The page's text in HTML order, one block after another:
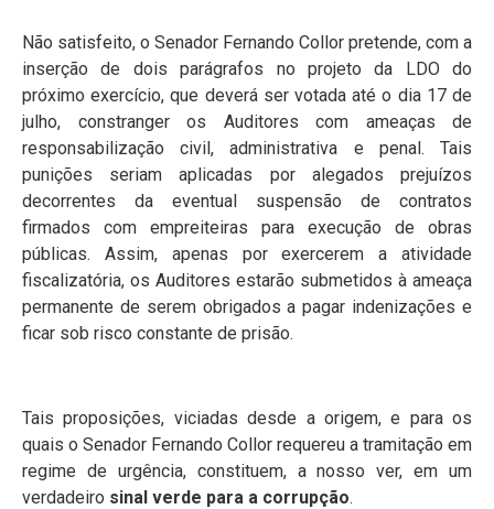
Não satisfeito, o Senador Fernando Collor pretende, com a
inserção de dois parágrafos no projeto da LDO do
próximo exercício, que deverá ser votada até o dia 17 de
julho, constranger os Auditores com ameaças de
responsabilização civil, administrativa e penal. Tais
punições seriam aplicadas por alegados prejuízos
decorrentes da eventual suspensão de contratos
firmados com empreiteiras para execução de obras
públicas. Assim, apenas por exercerem a atividade
fiscalizatória, os Auditores estarão submetidos à ameaça
permanente de serem obrigados a pagar indenizações e
ficar sob risco constante de prisão.
Tais proposições, viciadas desde a origem, e para os
quais o Senador Fernando Collor requereu a tramitação em
regime de urgência, constituem, a nosso ver, em um
verdadeiro sinal verde para a corrupção.